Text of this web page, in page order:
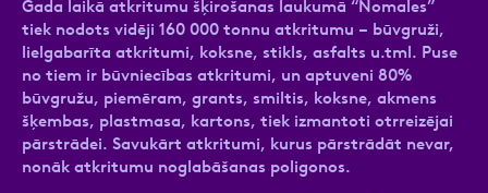
Gada laikā atkritumu šķirošanas laukumā “Nomales”
tiek nodots vidēji 160 000 tonnu atkritumu – būvgruži,
lielgabarīta atkritumi, koksne, stikls, asfalts u.tml. Puse
no tiem ir būvniecības atkritumi, un aptuveni 80%
būvgružu, piemēram, grants, smiltis, koksne, akmens
šķembas, plastmasa, kartons, tiek izmantoti otrreizējai
pārstrādei. Savukārt atkritumi, kurus pārstrādāt nevar,
nonāk atkritumu noglabāšanas poligonos.